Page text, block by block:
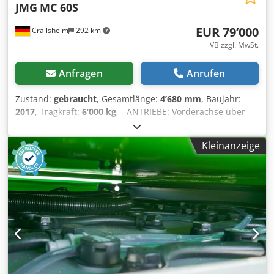
Crailsheim 292 km
JMG MC 60S
EUR 79’000
VB zzgl. MwSt.
Anfragen Anrufen
Zustand: gebraucht, Gesamtlänge: 4’680 mm, Baujahr:
2017, Tragkraft: 6’000 kg, - ANTRIEBE: Vorderachse über
zwei 3,5kW 72V AC Elektromotoren, Isolationsklasse H -
BATTERIE: 72V - 625 Ah mit Lade- und
Batteriefüllstandsanzeige - Arbeitszeit bis zu 8 reinen
Kranstunden - BREMSEN: Automatisches Bremssystem
wirkend auf alle Räder - HYDRAULIKSYSTEM: Angetrieben
durch leise Zahnradpumpe (12kW), Isolationsklasse H -
Hydraulikbedienung über Joystick und Hebel an der
Funkfernsteuerung - Filter und Sicherheitsventile -
Maximaler Betriebsdruck 22MPa - FUNKFERNBEDIENUNG:
Auf alle Kran- und Auslegerbewegungen. Falls vorhanden
auch Bewegungen von hydraulischen Anbauteilen -
RAHMEN: Gefertigt aus soliden Formteilen und
Kleinanzeige